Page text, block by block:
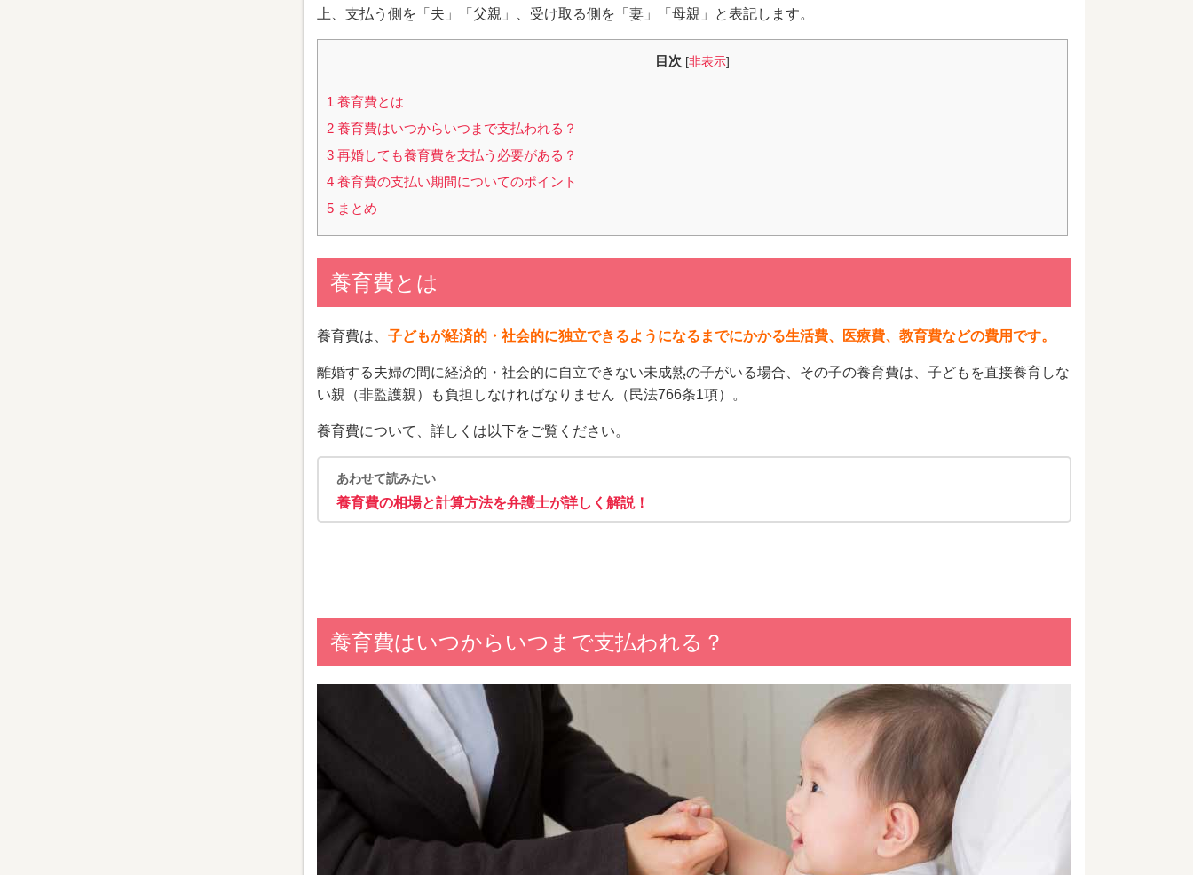
上、支払う側を「夫」「父親」、受け取る側を「妻」「母親」と表記します。
目次 [非表示]
1 養育費とは
2 養育費はいつからいつまで支払われる？
3 再婚しても養育費を支払う必要がある？
4 養育費の支払い期間についてのポイント
5 まとめ
養育費とは
養育費は、 子どもが経済的・社会的に独立できるようになるまでにかかる生活費、医療費、教育費などの費用です。
離婚する夫婦の間に経済的・社会的に自立できない未成熟の子がいる場合、その子の養育費は、子どもを直接養育しな
い親（非監護親）も負担しなければなりません（民法766条1項）。
養育費について、詳しくは以下をご覧ください。
あわせて読みたい
養育費の相場と計算方法を弁護士が詳しく解説！
養育費はいつからいつまで支払われる？